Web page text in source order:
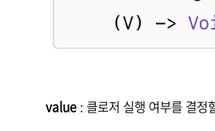
value : 클로저 실행 여부를 결정